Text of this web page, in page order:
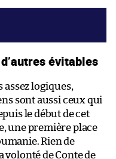
évitables
assez logiques,
sont aussi ceux qui
le début de cet
une première place
Rien de
de Conte de